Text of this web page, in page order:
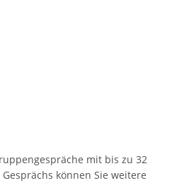
mit bis zu 32
können Sie weitere